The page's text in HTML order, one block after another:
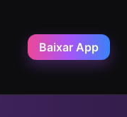
Baixar App